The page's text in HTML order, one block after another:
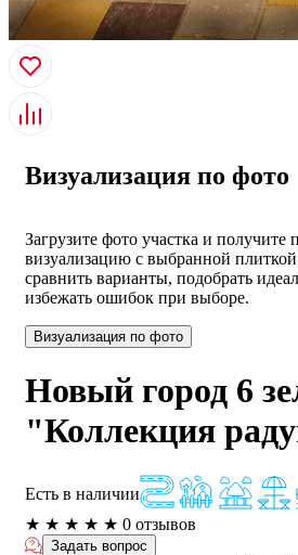
Визуализация по фото
Загрузите фото участка и получите
визуализацию с выбранной
сравнить варианты, подобрать
избежать ошибок при выборе.
Визуализация по фото
Новый город 6
"Коллекция
Есть в наличии
★ ★ ★ ★ ★ 0 отзывов
Задать вопрос